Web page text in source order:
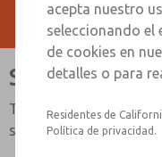
Serie MD3
Tamaños de puerto
scfm (2605 l/min)
acepta nuestro
seleccionando el
de cookies en
detalles o para
Residentes de
Política de privacidad.